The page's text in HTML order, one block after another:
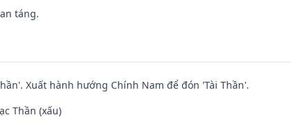
táng.
Xuất hành hướng Chính Nam để đón 'Tài Thần'.
Thần (xấu)